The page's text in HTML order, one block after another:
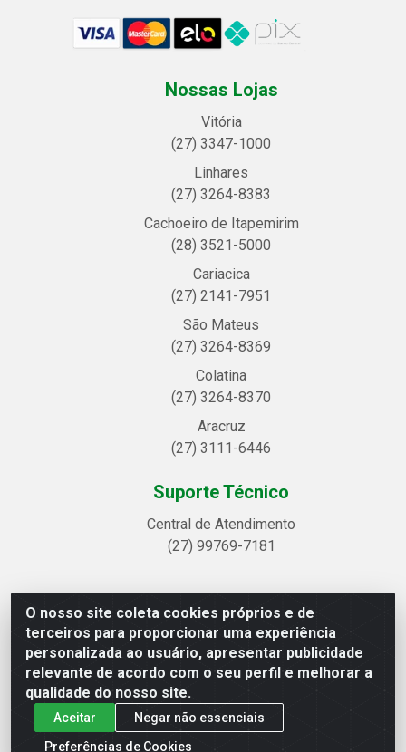
O nosso site coleta cookies próprios e de
terceiros para proporcionar uma experiência
personalizada ao usuário, apresentar publicidade
relevante de acordo com o seu perfil e melhorar a
qualidade do nosso site.
Aceitar
Negar não essenciais
Preferências de Cookies
Nossas Lojas
Vitória
(27) 3347-1000
Linhares
(27) 3264-8383
Cachoeiro de Itapemirim
(28) 3521-5000
Cariacica
(27) 2141-7951
São Mateus
(27) 3264-8369
Colatina
(27) 3264-8370
Aracruz
(27) 3111-6446
Suporte Técnico
Central de Atendimento
(27) 99769-7181
Linhavix Distribuidora LTDA - Avenida Alegre, 2521 -
Quadra314 Lote 05 e 07 - Shell, Linhares/ES - CEP
29.901-605 - CNPJ 20.857.514/0001-75